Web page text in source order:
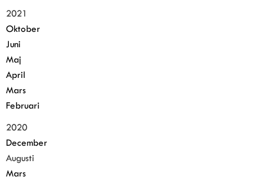
2021
Oktober
Juni
Maj
April
Mars
Februari
2020
December
Augusti
Mars